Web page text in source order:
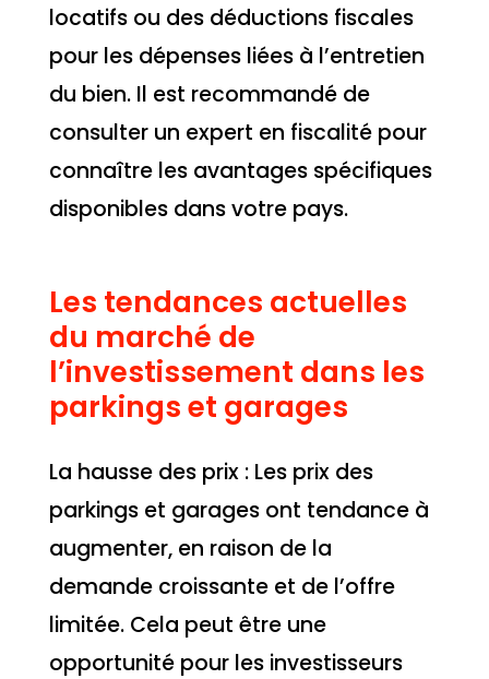
locatifs ou des déductions fiscales
pour les dépenses liées à l’entretien
du bien. Il est recommandé de
consulter un expert en fiscalité pour
connaître les avantages spécifiques
disponibles dans votre pays.
Les tendances actuelles
du marché de
l’investissement dans les
parkings et garages
La hausse des prix : Les prix des
parkings et garages ont tendance à
augmenter, en raison de la
demande croissante et de l’offre
limitée. Cela peut être une
opportunité pour les investisseurs